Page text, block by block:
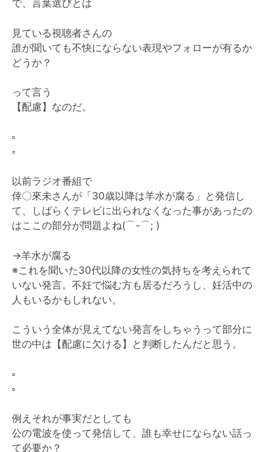
で、言葉選びとは
見ている視聴者さんの
誰が聞いても不快にならない表現やフォローが有るか
どうか？
って言う
【配慮】なのだ。
▫️
▫️
以前ラジオ番組で
倖〇來未さんが「30歳以降は羊水が腐る」と発信し
て、しばらくテレビに出られなくなった事があったの
はここの部分が問題よね(⌒-⌒; )
→羊水が腐る
※これを聞いた30代以降の女性の気持ちを考えられて
いない発言。不妊で悩む方も居るだろうし、妊活中の
人もいるかもしれない。
こういう全体が見えてない発言をしちゃうって部分に
世の中は【配慮に欠ける】と判断したんだと思う。
▫️
▫️
例えそれが事実だとしても
公の電波を使って発信して、誰も幸せにならない話っ
て必要か？